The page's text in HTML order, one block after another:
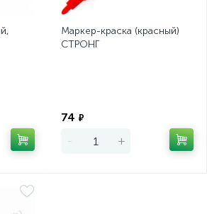
Маркер-краска (красный)
СТРОНГ
74 ₽
- +